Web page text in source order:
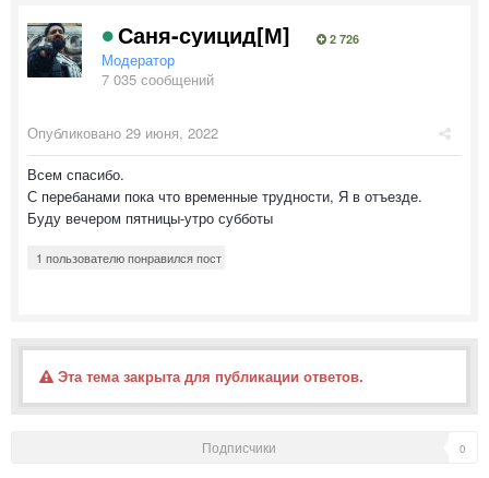
Саня-суицид[М] 2 726
Модератор
7 035 сообщений
Опубликовано 29 июня, 2022
Всем спасибо.
С перебанами пока что временные трудности, Я в отъезде.
Буду вечером пятницы-утро субботы
1 пользователю понравился пост
Эта тема закрыта для публикации ответов.
Подписчики 0